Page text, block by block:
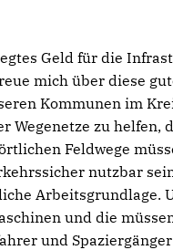
Geld für die
mich über diese
Kommunen im
Wegenetze zu helfen,
Feldwege
nutzbar
Arbeitsgrundlage.
und die
und